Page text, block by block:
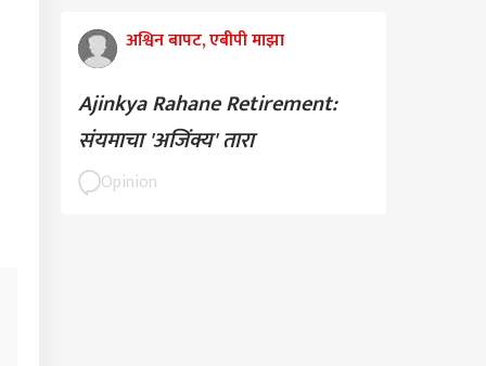
अश्विन बापट, एबीपी माझा
Ajinkya Rahane Retirement:
संयमाचा 'अजिंक्य' तारा
Opinion